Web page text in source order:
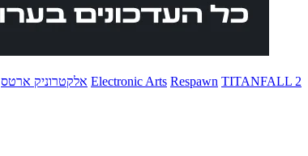
Electronic Arts Respawn TITANFALL 2 אלקטרוניק ארטס